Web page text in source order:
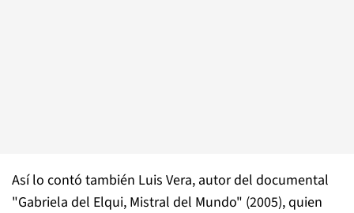
Así lo contó también Luis Vera, autor del documental
"Gabriela del Elqui, Mistral del Mundo" (2005), quien